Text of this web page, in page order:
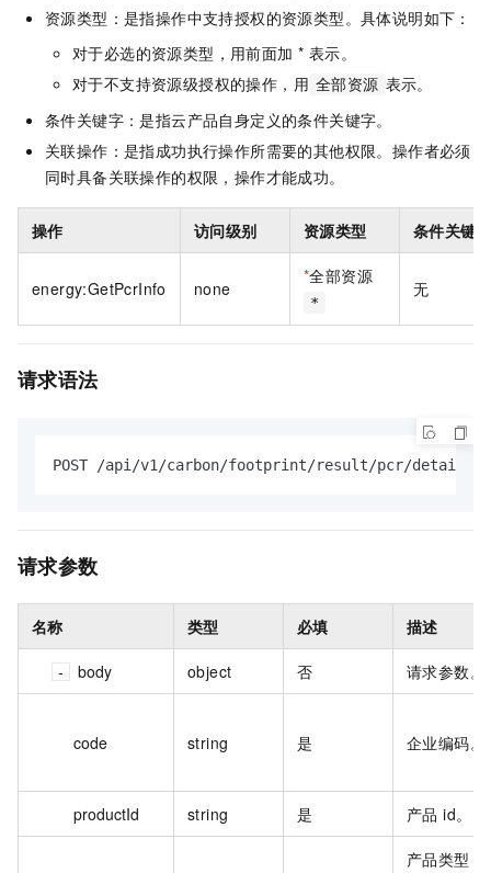
资源类型：是指操作中支持授权的资源类型。具体说明如下：
对于必选的资源类型，用前面加 * 表示。
对于不支持资源级授权的操作，用 全部资源 表示。
条件关键字：是指云产品自身定义的条件关键字。
关联操作：是指成功执行操作所需要的其他权限。操作者必须
同时具备关联操作的权限，操作才能成功。
操作 访问级别 资源类型 条件关键字
energy:GetPcrInfo none
*全部资源
*
无
请求语法
POST /api/v1/carbon/footprint/result/pcr/detail
请求参数
名称 类型 必填 描述
body object 否 请求参数。
code string 是 企业编码。
productId string 是 产品 id。
产品类型：